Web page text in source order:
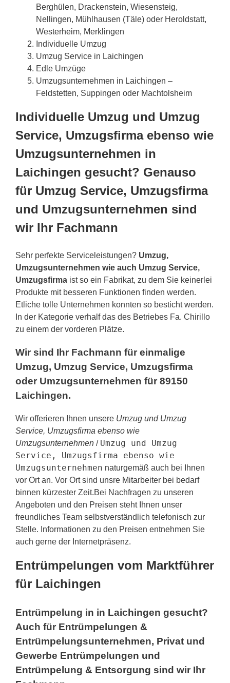
Berghülen, Drackenstein, Wiesensteig,
Nellingen, Mühlhausen (Täle) oder Heroldstatt,
Westerheim, Merklingen
Individuelle Umzug
Umzug Service in Laichingen
Edle Umzüge
Umzugsunternehmen in Laichingen –
Feldstetten, Suppingen oder Machtolsheim
Individuelle Umzug und Umzug
Service, Umzugsfirma ebenso wie
Umzugsunternehmen in
Laichingen gesucht? Genauso
für Umzug Service, Umzugsfirma
und Umzugsunternehmen sind
wir Ihr Fachmann
Sehr perfekte Serviceleistungen? Umzug,
Umzugsunternehmen wie auch Umzug Service,
Umzugsfirma ist so ein Fabrikat, zu dem Sie keinerlei
Produkte mit besseren Funktionen finden werden.
Etliche tolle Unternehmen konnten so besticht werden.
In der Kategorie verhalf das des Betriebes Fa. Chirillo
zu einem der vorderen Plätze.
Wir sind Ihr Fachmann für einmalige
Umzug, Umzug Service, Umzugsfirma
oder Umzugsunternehmen für 89150
Laichingen.
Wir offerieren Ihnen unsere Umzug und Umzug
Service, Umzugsfirma ebenso wie
Umzugsunternehmen / Umzug und Umzug
Service, Umzugsfirma ebenso wie
Umzugsunternehmen naturgemäß auch bei Ihnen
vor Ort an. Vor Ort sind unsre Mitarbeiter bei bedarf
binnen kürzester Zeit.Bei Nachfragen zu unseren
Angeboten und den Preisen steht Ihnen unser
freundliches Team selbstverständlich telefonisch zur
Stelle. Informationen zu den Preisen entnehmen Sie
auch gerne der Internetpräsenz.
Entrümpelungen vom Marktführer
für Laichingen
Entrümpelung in in Laichingen gesucht?
Auch für Entrümpelungen &
Entrümpelungsunternehmen, Privat und
Gewerbe Entrümpelungen und
Entrümpelung & Entsorgung sind wir Ihr